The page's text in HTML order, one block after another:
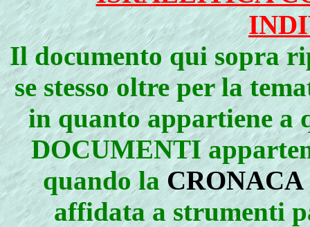
Il documento qui sopra
se stesso oltre per la
in quanto appartiene a
DOCUMENTI
quando laCRONACA
affidata a strumenti